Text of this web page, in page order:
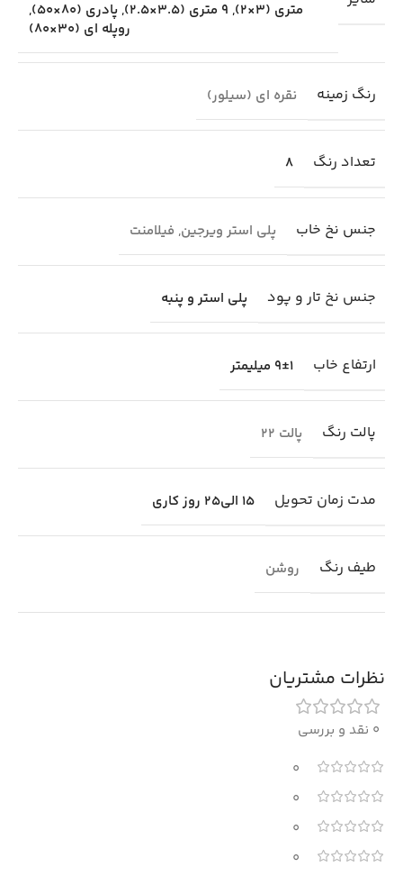
متری (3×2)
, 9 متری (3.5×2.5) ,پادری (80×50)
,
روپله ای (30×80)
رنگ زمینه نقره ای (سیلور)
تعداد رنگ 8
جنس نخ خاب پلی استر ویرجین, فیلامنت
جنس نخ تار و پود پلی استر و پنبه
ارتفاع خاب 9±1 میلیمتر
پالت رنگ پالت 22
مدت زمان تحویل 15 الی25 روز کاری
طیف رنگ روشن
نظرات مشتریان
0 نقد و بررسی
0
0
0
0